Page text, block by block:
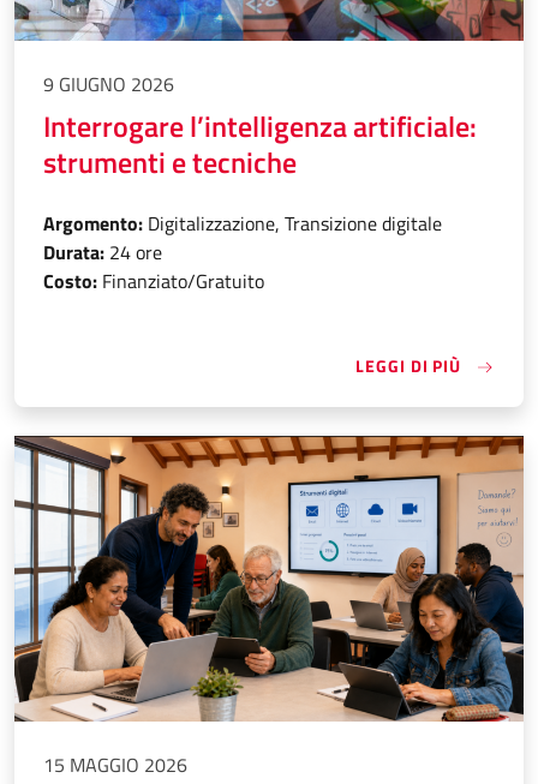
9 GIUGNO 2026
Interrogare l’intelligenza artificiale:
strumenti e tecniche
Argomento: Digitalizzazione, Transizione digitale
Durata: 24 ore
Costo: Finanziato/Gratuito
LEGGI DI PIÙ
15 MAGGIO 2026